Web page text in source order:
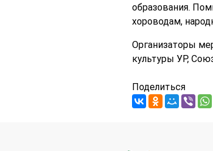
образования.
хороводам,
Организаторы
культуры УР,
Поделиться